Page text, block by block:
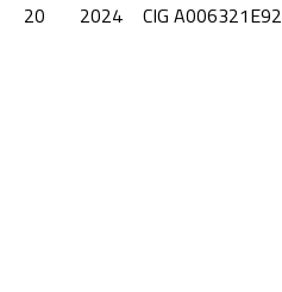
20
2024 CIG A006321E92